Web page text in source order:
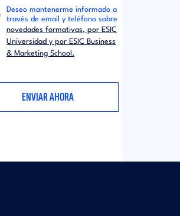
Deseo mantenerme informado a
través de email y teléfono sobre
novedades formativas, por ESIC
Universidad y por ESIC Business
& Marketing School.